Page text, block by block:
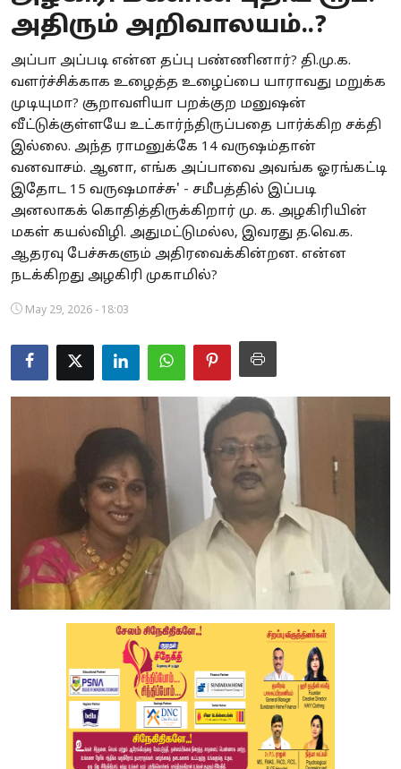
Business
Crime
Tamilnadu
National
World
Astrology
Spirituality
Weather
Politics
அதிரும் அறிவாலயம்..?
அப்பா அப்படி என்ன தப்பு பண்ணினார்? தி.மு.க.
வளர்ச்சிக்காக உழைத்த உழைப்பை யாராவது மறுக்க
முடியுமா? சூறாவளியா பறக்குற மனுஷன்
வீட்டுக்குள்ளயே உட்கார்ந்திருப்பதை பார்க்கிற சக்தி
இல்லை. அந்த ராமனுக்கே 14 வருஷம்தான்
வனவாசம். ஆனா, எங்க அப்பாவை அவங்க ஓரங்கட்டி
இதோட 15 வருஷமாச்சு' - சமீபத்தில் இப்படி
அனலாகக் கொதித்திருக்கிறார் மு. க. அழகிரியின்
மகள் கயல்விழி. அதுமட்டுமல்ல, இவரது த.வெ.க.
ஆதரவு பேச்சுகளும் அதிரவைக்கின்றன. என்ன
நடக்கிறது அழகிரி முகாமில்?
May 29, 2026 - 18:03